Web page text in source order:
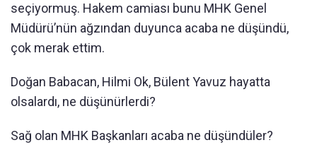
seçiyormuş. Hakem camiası bunu MHK Genel
Müdürü’nün ağzından duyunca acaba ne düşündü,
çok merak ettim.
Doğan Babacan, Hilmi Ok, Bülent Yavuz hayatta
olsalardı, ne düşünürlerdi?
Sağ olan MHK Başkanları acaba ne düşündüler?